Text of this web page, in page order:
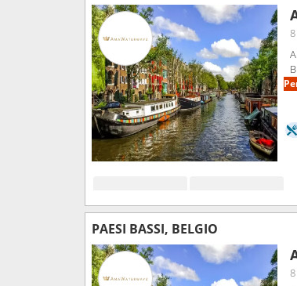
PAESI BASSI, BELGIO